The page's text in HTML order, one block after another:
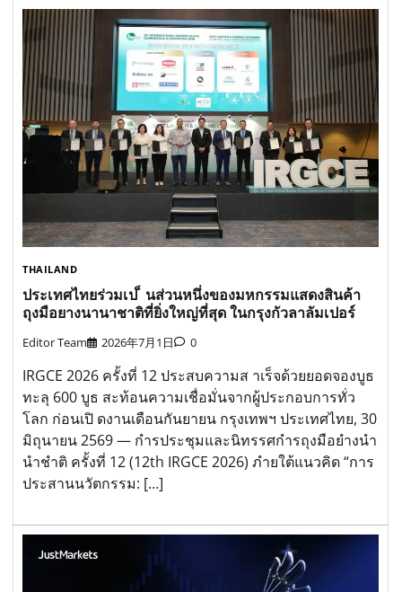
THAILAND
ประเทศไทยร่วมเป ็ นส่วนหนึ่งของมหกรรมแสดงสินค้า
ถุงมือยางนานาชาติที่ยิ่งใหญ่ที่สุด ในกรุงกัวลาลัมเปอร์
Editor Team 2026年7月1日 0
IRGCE 2026 ครั้งที่ 12 ประสบความส าเร็จด้วยยอดจองบูธ
ทะลุ 600 บูธ สะท้อนความเชื่อมั่นจากผู้ประกอบการทั่ว
โลก ก่อนเปิ ดงานเดือนกันยายน กรุงเทพฯ ประเทศไทย, 30
มิถุนายน 2569 — กำรประชุมและนิทรรศกำรถุงมือยำงนำ
นำชำติ ครั้งที่ 12 (12th IRGCE 2026) ภำยใต้แนวคิด “การ
ประสานนวัตกรรม: […]